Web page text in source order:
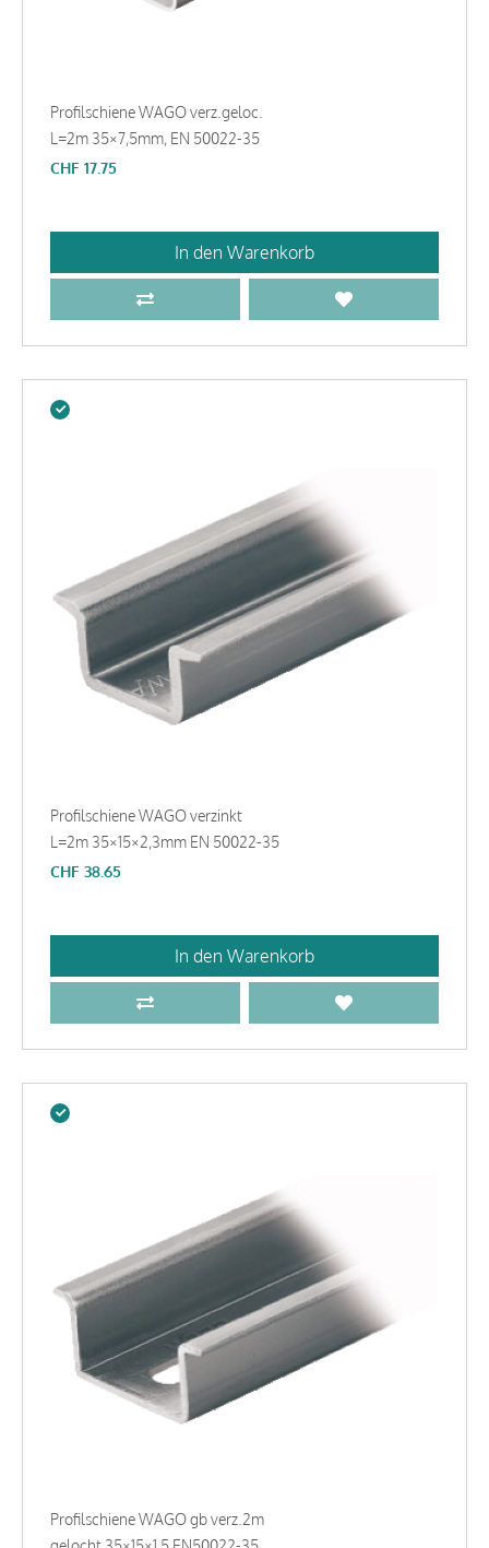
Profilschiene WAGO verz.geloc.
L=2m 35×7,5mm, EN 50022-35
CHF 17.75
In den Warenkorb
Profilschiene WAGO verzinkt
L=2m 35×15×2,3mm EN 50022-35
CHF 38.65
In den Warenkorb
Profilschiene WAGO gb verz.2m